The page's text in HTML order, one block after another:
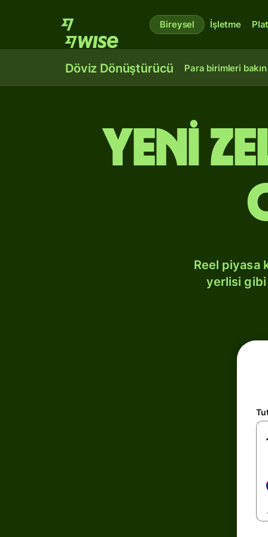
Bireysel İşletme
Döviz Dönüştürücü Para birimleri bakın
Yeni
Reel piyasa
yerlisi gibi